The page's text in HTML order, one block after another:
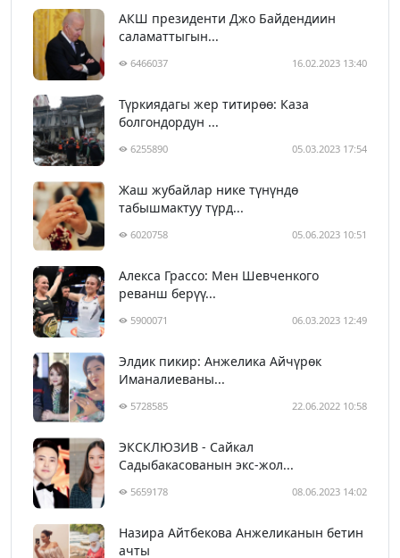
АКШ президенти Джо Байдендиин
саламаттыгын...
6466037 16.02.2023 13:40
Түркиядагы жер титирөө: Каза
болгондордун ...
6255890 05.03.2023 17:54
Жаш жубайлар нике түнүндө
табышмактуу түрд...
6020758 05.06.2023 10:51
Алекса Грассо: Мен Шевченкого
реванш берүү...
5900071 06.03.2023 12:49
Элдик пикир: Анжелика Айчүрөк
Иманалиеваны...
5728585 22.06.2022 10:58
ЭКСКЛЮЗИВ - Сайкал
Садыбакасованын экс-жол...
5659178 08.06.2023 14:02
Назира Айтбекова Анжеликанын бетин
ачты